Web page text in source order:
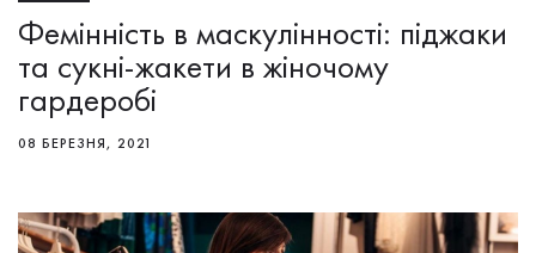
Фемінність в маскулінності: піджаки
та сукні-жакети в жіночому
гардеробі
08 БЕРЕЗНЯ, 2021